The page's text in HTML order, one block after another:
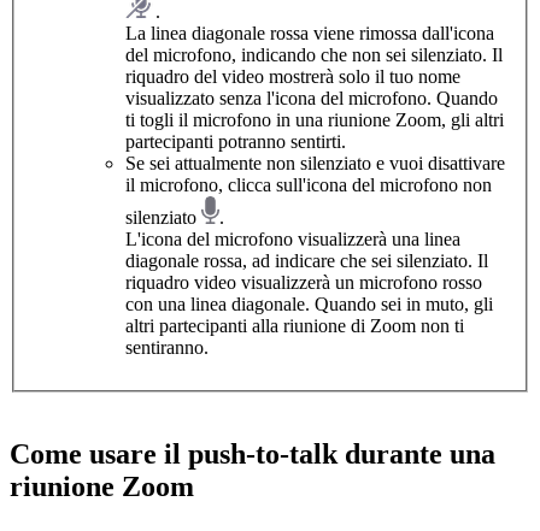
.
La linea diagonale rossa viene rimossa dall'icona
del microfono, indicando che non sei silenziato. Il
riquadro del video mostrerà solo il tuo nome
visualizzato senza l'icona del microfono. Quando
ti togli il microfono in una riunione Zoom, gli altri
partecipanti potranno sentirti.
Se sei attualmente non silenziato e vuoi disattivare
il microfono, clicca sull'icona del microfono non
silenziato
.
L'icona del microfono visualizzerà una linea
diagonale rossa, ad indicare che sei silenziato. Il
riquadro video visualizzerà un microfono rosso
con una linea diagonale. Quando sei in muto, gli
altri partecipanti alla riunione di Zoom non ti
sentiranno.
Come usare il push-to-talk durante una
riunione Zoom